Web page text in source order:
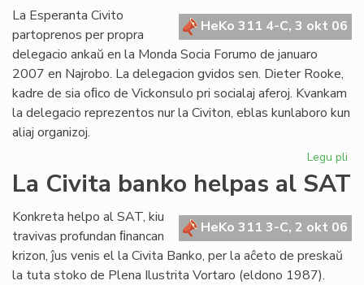
la
HeKo 311 4-C, 3 okt 06
La Esperanta Civito
partoprenos per propra
delegacio ankaŭ en la Monda Socia Forumo de januaro
2007 en Najrobo. La delegacion gvidos sen. Dieter Rooke,
kadre de sia oﬁco de Vickonsulo pri socialaj aferoj. Kvankam
la delegacio reprezentos nur la Civiton, eblas kunlaboro kun
aliaj organizoj.
Legu pli
La Civita banko helpas al SAT
HeKo 311 3-C, 2 okt 06
Konkreta helpo al SAT, kiu
travivas profundan ﬁnancan
krizon, ĵus venis el la Civita Banko, per la aĉeto de preskaŭ
la tuta stoko de Plena Ilustrita Vortaro (eldono 1987).